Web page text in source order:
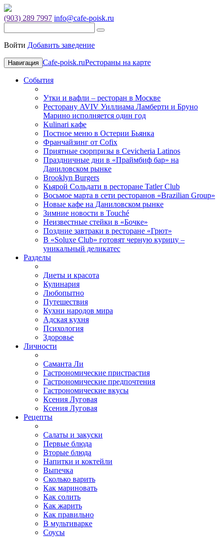
(903) 289 7997 info@cafe-poisk.ru
Войти Добавить заведение
Навигация Cafe-poisk.ruРестораны на карте
События
Утки и вафли – ресторан в Москве
Ресторану AVIV Уиллиама Ламберти и Бруно
Марино исполняется один год
Kulinari кафе
Постное меню в Остерии Бьянка
Франчайзинг от Cofix
Приятные сюрпризы в Cevicheria Latinos
Праздничные дни в «Праймбиф бар» на
Даниловском рынке
Brooklyn Burgers
Кьярой Сольдати в ресторане Tatler Club
Восьмое марта в сети ресторанов «Brazilian Group»
Новые кафе на Даниловском рынке
Зимние новости в Touché
Неизвестные стейки в «Бочке»
Поздние завтраки в ресторане «Грют»
В «Soluxe Club» готовят черную курицу –
уникальный деликатес
Разделы
Диеты и красота
Кулинария
Любопытно
Путешествия
Кухни народов мира
Адская кухня
Психология
Здоровье
Личности
Саманта Ли
Гастрономические пристрастия
Гастрономические предпочтения
Гастрономические вкусы
Ксения Луговая
Ксения Луговая
Рецепты
Салаты и закуски
Первые блюда
Вторые блюда
Напитки и коктейли
Выпечка
Сколько варить
Как мариновать
Как солить
Как жарить
Как правильно
В мультиварке
Соусы